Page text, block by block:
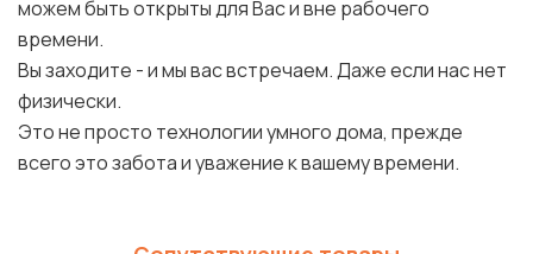
можем быть открыты для Вас и вне рабочего
времени.
Вы заходите - и мы вас встречаем. Даже если нас нет
физически.
Это не просто технологии умного дома, прежде
всего это забота и уважение к вашему времени.